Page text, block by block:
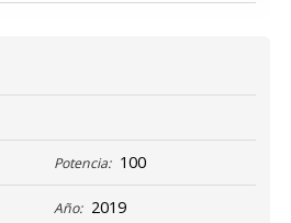
Potencia: 100
Año: 2019